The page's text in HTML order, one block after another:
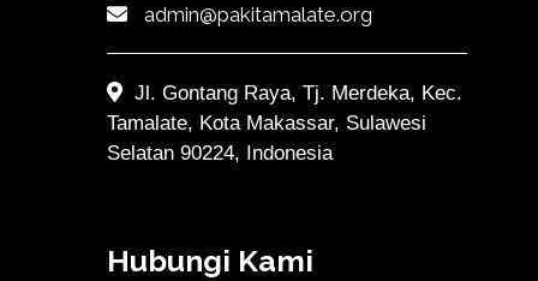
admin@pakitamalate.org
Jl. Gontang Raya, Tj. Merdeka, Kec.
Tamalate, Kota Makassar, Sulawesi
Selatan 90224, Indonesia
Hubungi Kami